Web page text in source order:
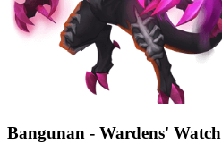
Bangunan - Wardens' Watch